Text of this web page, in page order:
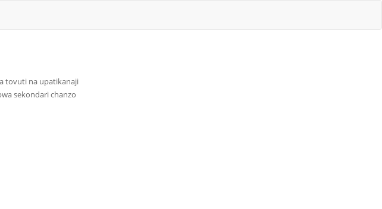
tovuti na upatikanaji
sekondari chanzo